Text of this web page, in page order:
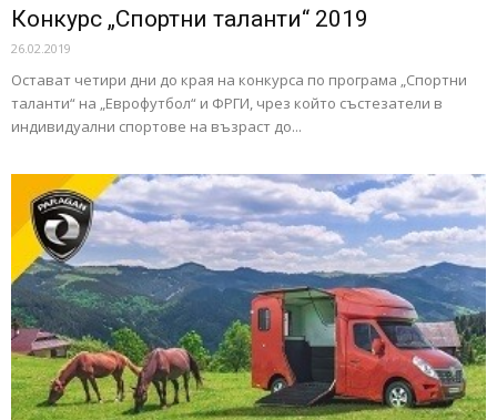
Конкурс „Спортни таланти“ 2019
26.02.2019
Остават четири дни до края на конкурса по програма „Спортни
таланти“ на „Еврофутбол“ и ФРГИ, чрез който състезатели в
индивидуални спортове на възраст до...